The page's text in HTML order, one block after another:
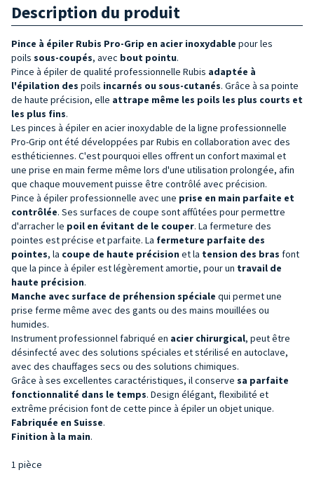
Description du produit
Pince à épiler Rubis Pro-Grip en acier inoxydable pour les
poils sous-coupés, avec bout pointu.
Pince à épiler de qualité professionnelle Rubis adaptée à
l'épilation des poils incarnés ou sous-cutanés. Grâce à sa pointe
de haute précision, elle attrape même les poils les plus courts et
les plus fins.
Les pinces à épiler en acier inoxydable de la ligne professionnelle
Pro-Grip ont été développées par Rubis en collaboration avec des
esthéticiennes. C'est pourquoi elles offrent un confort maximal et
une prise en main ferme même lors d'une utilisation prolongée, afin
que chaque mouvement puisse être contrôlé avec précision.
Pince à épiler professionnelle avec une prise en main parfaite et
contrôlée. Ses surfaces de coupe sont affûtées pour permettre
d'arracher le poil en évitant de le couper. La fermeture des
pointes est précise et parfaite. La fermeture parfaite des
pointes, la coupe de haute précision et la tension des bras font
que la pince à épiler est légèrement amortie, pour un travail de
haute précision.
Manche avec surface de préhension spéciale qui permet une
prise ferme même avec des gants ou des mains mouillées ou
humides.
Instrument professionnel fabriqué en acier chirurgical, peut être
désinfecté avec des solutions spéciales et stérilisé en autoclave,
avec des chauffages secs ou des solutions chimiques.
Grâce à ses excellentes caractéristiques, il conserve sa parfaite
fonctionnalité dans le temps. Design élégant, flexibilité et
extrême précision font de cette pince à épiler un objet unique.
Fabriquée en Suisse.
Finition à la main.
1 pièce